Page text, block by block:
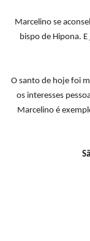
Marcelino se
bispo de Hipona.
O santo de hoje foi
os interesses
Marcelino é